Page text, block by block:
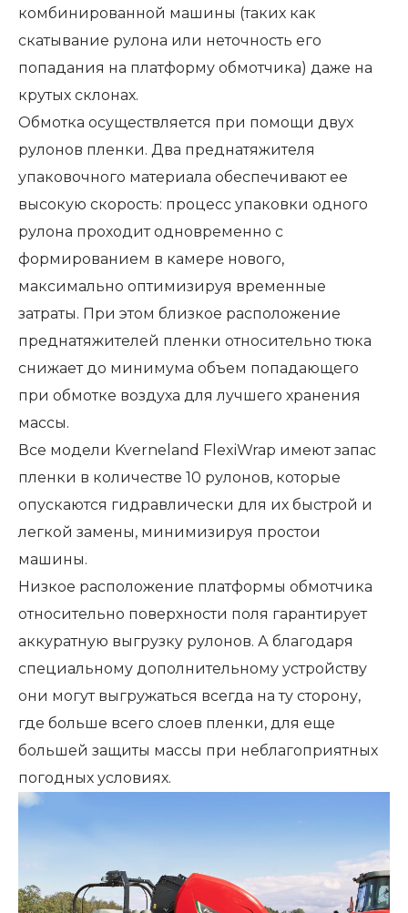
комбинированной машины (таких как
скатывание рулона или неточность его
попадания на платформу обмотчика) даже на
крутых склонах.
Обмотка осуществляется при помощи двух
рулонов пленки. Два преднатяжителя
упаковочного материала обеспечивают ее
высокую скорость: процесс упаковки одного
рулона проходит одновременно с
формированием в камере нового,
максимально оптимизируя временные
затраты. При этом близкое расположение
преднатяжителей пленки относительно тюка
снижает до минимума объем попадающего
при обмотке воздуха для лучшего хранения
массы.
Все модели Kverneland FlexiWrap имеют запас
пленки в количестве 10 рулонов, которые
опускаются гидравлически для их быстрой и
легкой замены, минимизируя простои
машины.
Низкое расположение платформы обмотчика
относительно поверхности поля гарантирует
аккуратную выгрузку рулонов. А благодаря
специальному дополнительному устройству
они могут выгружаться всегда на ту сторону,
где больше всего слоев пленки, для еще
большей защиты массы при неблагоприятных
погодных условиях.